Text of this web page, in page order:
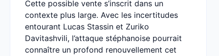
Cette possible vente s’inscrit dans un
contexte plus large. Avec les incertitudes
entourant Lucas Stassin et Zuriko
Davitashvili, l’attaque stéphanoise pourrait
connaître un profond renouvellement cet